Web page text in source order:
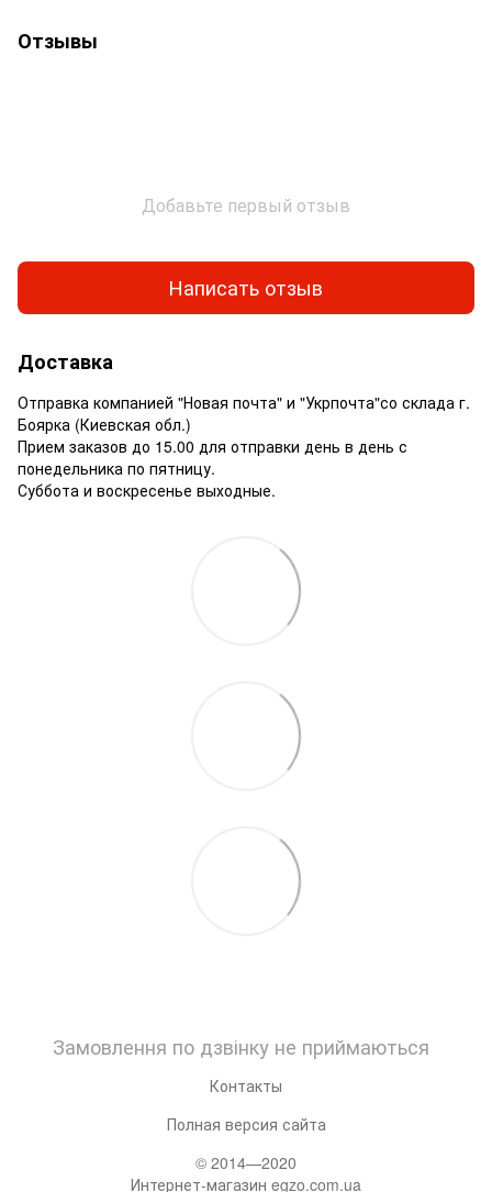
Отзывы
Добавьте первый отзыв
Написать отзыв
Доставка
Отправка компанией "Новая почта" и "Укрпочта"со склада г.
Боярка (Киевская обл.)
Прием заказов до 15.00 для отправки день в день с
понедельника по пятницу.
Суббота и воскресенье выходные.
Замовлення по дзвінку не приймаються
Контакты
Полная версия сайта
© 2014—2020
Интернет-магазин egzo.com.ua